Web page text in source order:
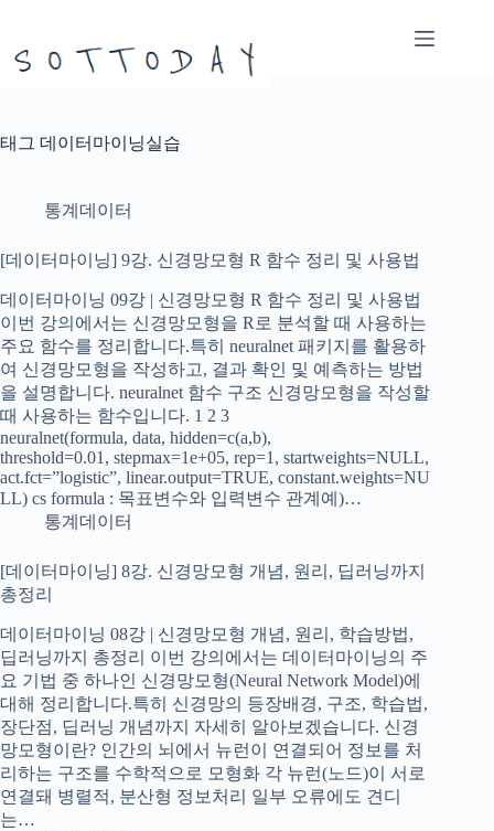
으
뛰
태그 데이터마이닝실습
통계데이터
[데이터마이닝] 9강. 신경망모형 R 함수 정리 및 사용법
데이터마이닝 09강 | 신경망모형 R 함수 정리 및 사용법
이번 강의에서는 신경망모형을 R로 분석할 때 사용하는
주요 함수를 정리합니다.특히 neuralnet 패키지를 활용하
여 신경망모형을 작성하고, 결과 확인 및 예측하는 방법
을 설명합니다. neuralnet 함수 구조 신경망모형을 작성할
때 사용하는 함수입니다. 1 2 3
neuralnet(formula, data, hidden=c(a,b),
threshold=0.01, stepmax=1e+05, rep=1, startweights=NULL,
act.fct=”logistic”, linear.output=TRUE, constant.weights=NU
LL) cs formula : 목표변수와 입력변수 관계예)…
통계데이터
[데이터마이닝] 8강. 신경망모형 개념, 원리, 딥러닝까지
총정리
데이터마이닝 08강 | 신경망모형 개념, 원리, 학습방법,
딥러닝까지 총정리 이번 강의에서는 데이터마이닝의 주
요 기법 중 하나인 신경망모형(Neural Network Model)에
대해 정리합니다.특히 신경망의 등장배경, 구조, 학습법,
장단점, 딥러닝 개념까지 자세히 알아보겠습니다. 신경
망모형이란? 인간의 뇌에서 뉴런이 연결되어 정보를 처
리하는 구조를 수학적으로 모형화 각 뉴런(노드)이 서로
연결돼 병렬적, 분산형 정보처리 일부 오류에도 견디
는…